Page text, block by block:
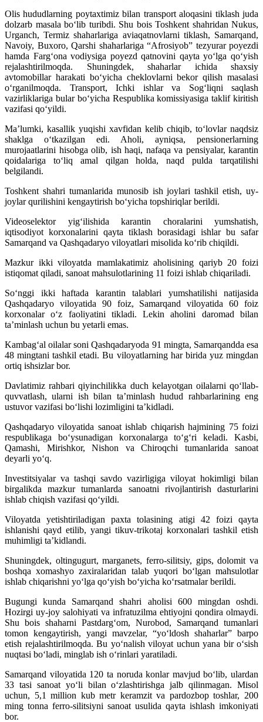
Olis hududlarning poytaxtimiz bilan transport aloqasini tiklash juda
dolzarb masala bo‘lib turibdi. Shu bois Toshkent shahridan Nukus,
Urganch, Termiz shaharlariga aviaqatnovlarni tiklash, Samarqand,
Navoiy, Buxoro, Qarshi shaharlariga “Afrosiyob” tezyurar poyezdi
hamda Farg‘ona vodiysiga poyezd qatnovini qayta yo‘lga qo‘yish
rejalashtirilmoqda. Shuningdek, shaharlar ichida shaxsiy
avtomobillar harakati bo‘yicha cheklovlarni bekor qilish masalasi
o‘rganilmoqda. Transport, Ichki ishlar va Sog‘liqni saqlash
vazirliklariga bular bo‘yicha Respublika komissiyasiga taklif kiritish
vazifasi qo‘yildi.
Ma’lumki, kasallik yuqishi xavfidan kelib chiqib, to‘lovlar naqdsiz
shaklga o‘tkazilgan edi. Aholi, ayniqsa, pensionerlarning
murojaatlarini hisobga olib, ish haqi, nafaqa va pensiyalar, karantin
qoidalariga to‘liq amal qilgan holda, naqd pulda tarqatilishi
belgilandi.
Toshkent shahri tumanlarida munosib ish joylari tashkil etish, uy-
joylar qurilishini kengaytirish bo‘yicha topshiriqlar berildi.
Videoselektor yig‘ilishida karantin choralarini yumshatish,
iqtisodiyot korxonalarini qayta tiklash borasidagi ishlar bu safar
Samarqand va Qashqadaryo viloyatlari misolida ko‘rib chiqildi.
Mazkur ikki viloyatda mamlakatimiz aholisining qariyb 20 foizi
istiqomat qiladi, sanoat mahsulotlarining 11 foizi ishlab chiqariladi.
So‘nggi ikki haftada karantin talablari yumshatilishi natijasida
Qashqadaryo viloyatida 90 foiz, Samarqand viloyatida 60 foiz
korxonalar o‘z faoliyatini tikladi. Lekin aholini daromad bilan
ta’minlash uchun bu yetarli emas.
Kambag‘al oilalar soni Qashqadaryoda 91 mingta, Samarqandda esa
48 mingtani tashkil etadi. Bu viloyatlarning har birida yuz mingdan
ortiq ishsizlar bor.
Davlatimiz rahbari qiyinchilikka duch kelayotgan oilalarni qo‘llab-
quvvatlash, ularni ish bilan ta’minlash hudud rahbarlarining eng
ustuvor vazifasi bo‘lishi lozimligini ta’kidladi.
Qashqadaryo viloyatida sanoat ishlab chiqarish hajmining 75 foizi
respublikaga bo‘ysunadigan korxonalarga to‘g‘ri keladi. Kasbi,
Qamashi, Mirishkor, Nishon va Chiroqchi tumanlarida sanoat
deyarli yo‘q.
Investitsiyalar va tashqi savdo vazirligiga viloyat hokimligi bilan
birgalikda mazkur tumanlarda sanoatni rivojlantirish dasturlarini
ishlab chiqish vazifasi qo‘yildi.
Viloyatda yetishtiriladigan paxta tolasining atigi 42 foizi qayta
ishlanishi qayd etilib, yangi tikuv-trikotaj korxonalari tashkil etish
muhimligi ta’kidlandi.
Shuningdek, oltingugurt, marganets, ferro-silitsiy, gips, dolomit va
boshqa xomashyo zaxiralaridan talab yuqori bo‘lgan mahsulotlar
ishlab chiqarishni yo‘lga qo‘yish bo‘yicha ko‘rsatmalar berildi.
Bugungi kunda Samarqand shahri aholisi 600 mingdan oshdi.
Hozirgi uy-joy salohiyati va infratuzilma ehtiyojni qondira olmaydi.
Shu bois shaharni Pastdarg‘om, Nurobod, Samarqand tumanlari
tomon kengaytirish, yangi mavzelar, “yo‘ldosh shaharlar” barpo
etish rejalashtirilmoqda. Bu yo‘nalish viloyat uchun yana bir o‘sish
nuqtasi bo‘ladi, minglab ish o‘rinlari yaratiladi.
Samarqand viloyatida 120 ta noruda konlar mavjud bo‘lib, ulardan
33 tasi sanoat yo‘li bilan o‘zlashtirishga jalb qilinmagan. Misol
uchun, 5,1 million kub metr keramzit va pardozbop toshlar, 200
ming tonna ferro-silitsiyni sanoat usulida qayta ishlash imkoniyati
bor.